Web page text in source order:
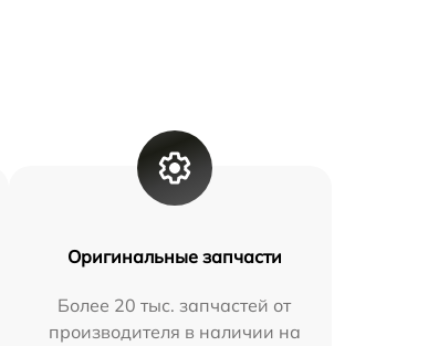
Оригинальные запчасти
Более 20 тыс. запчастей от
производителя в наличии на